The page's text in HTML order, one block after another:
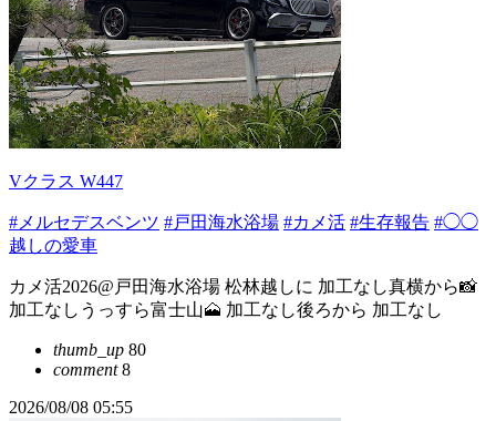
Vクラス W447
#メルセデスベンツ #戸田海水浴場 #カメ活 #生存報告 #◯◯
越しの愛車
カメ活2026@戸田海水浴場 松林越しに 加工なし真横から📸
加工なしうっすら富士山🗻 加工なし後ろから 加工なし
thumb_up 80
comment8
2026/08/08 05:55